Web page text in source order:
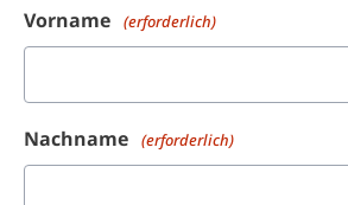
Vorname (erforderlich)
Nachname (erforderlich)